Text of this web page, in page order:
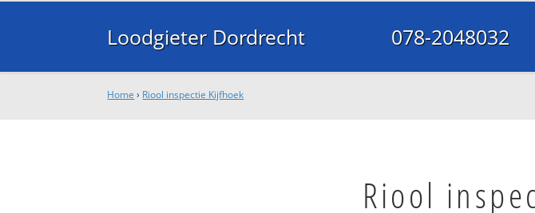
Loodgieter Dordrecht 078-2048032
Home › Riool inspectie Kijfhoek
Riool